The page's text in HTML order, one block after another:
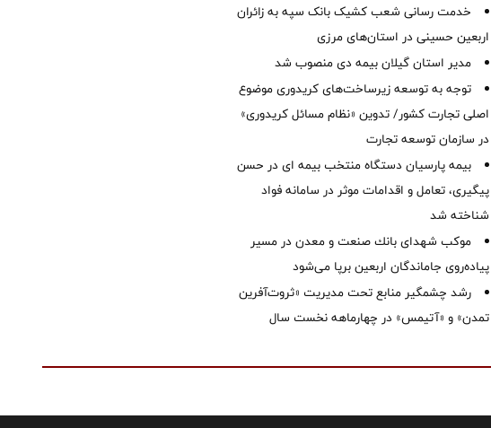
خدمت رسانی شعب کشیک بانک سپه به زائران
اربعین حسینی در استان‌‌های مرزی
‌مدیر استان گیلان بیمه دی منصوب شد
توجه به توسعه زیرساخت‌های کریدوری موضوع
اصلی تجارت کشور/ تدوین «نظام مسائل کریدوری»
در سازمان توسعه تجارت
بیمه پارسیان دستگاه منتخب بیمه ای در حسن
پیگیری، تعامل و اقدامات موثر در سامانه فواد
شناخته شد
موكب شهدای بانك صنعت و معدن در مسیر
پیاده‌روی جاماندگان اربعین برپا می‌شود
رشد چشمگیر منابع تحت مدیریت «ثروت‌آفرین
تمدن» و «آتیمس» در چهارماهه نخست سال